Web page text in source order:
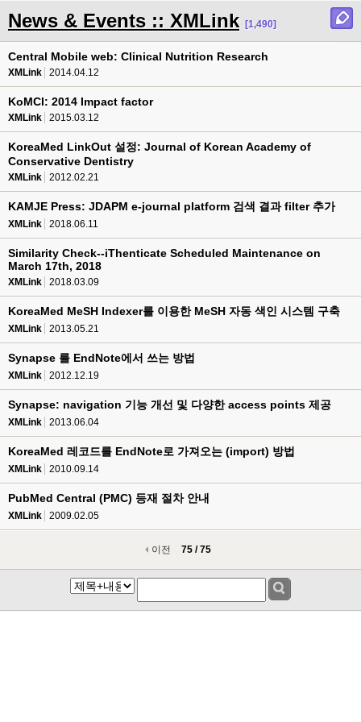
News & Events :: XMLink [1,490]
Central Mobile web: Clinical Nutrition Research
XMLink 2014.04.12
KoMCI: 2014 Impact factor
XMLink 2015.03.12
KoreaMed LinkOut 설정: Journal of Korean Academy of
Conservative Dentistry
XMLink 2012.02.21
KAMJE Press: JDAPM e-journal platform 검색 결과 filter 추가
XMLink 2018.06.11
Similarity Check--iThenticate Scheduled Maintenance on
March 17th, 2018
XMLink 2018.03.09
KoreaMed MeSH Indexer를 이용한 MeSH 자동 색인 시스템 구축
XMLink 2013.05.21
Synapse 를 EndNote에서 쓰는 방법
XMLink 2012.12.19
Synapse: navigation 기능 개선 및 다양한 access points 제공
XMLink 2013.06.04
KoreaMed 레코드를 EndNote로 가져오는 (import) 방법
XMLink 2010.09.14
PubMed Central (PMC) 등재 절차 안내
XMLink 2009.02.05
이전 75 / 75